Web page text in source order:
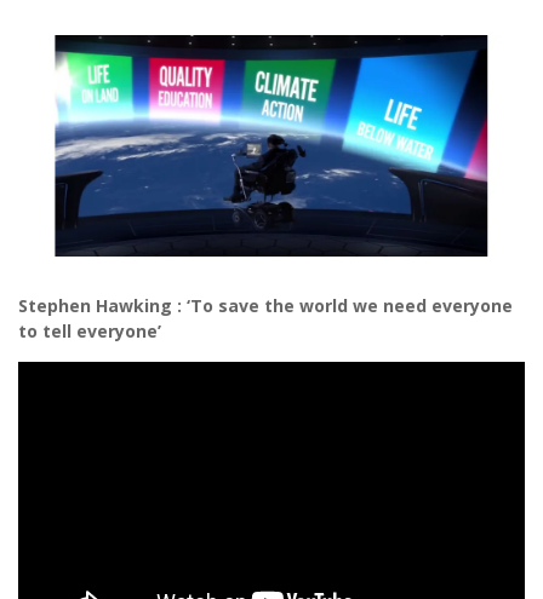
Stephen Hawking : ‘To save the world we need everyone
to tell everyone’